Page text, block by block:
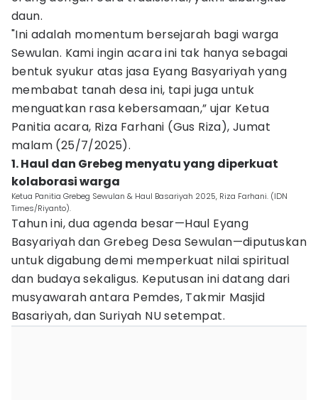
daun.
"Ini adalah momentum bersejarah bagi warga
Sewulan. Kami ingin acara ini tak hanya sebagai
bentuk syukur atas jasa Eyang Basyariyah yang
membabat tanah desa ini, tapi juga untuk
menguatkan rasa kebersamaan,” ujar Ketua
Panitia acara, Riza Farhani (Gus Riza), Jumat
malam (25/7/2025).
1. Haul dan Grebeg menyatu yang diperkuat
kolaborasi warga
Ketua Panitia Grebeg Sewulan & Haul Basariyah 2025, Riza Farhani. (IDN
Times/Riyanto).
Tahun ini, dua agenda besar—Haul Eyang
Basyariyah dan Grebeg Desa Sewulan—diputuskan
untuk digabung demi memperkuat nilai spiritual
dan budaya sekaligus. Keputusan ini datang dari
musyawarah antara Pemdes, Takmir Masjid
Basariyah, dan Suriyah NU setempat.